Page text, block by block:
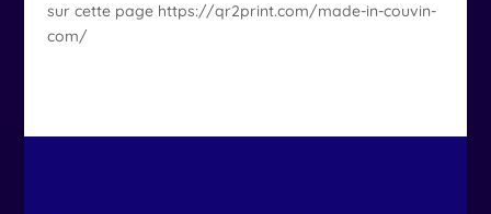
sur cette page https://qr2print.com/made-in-couvin-
com/